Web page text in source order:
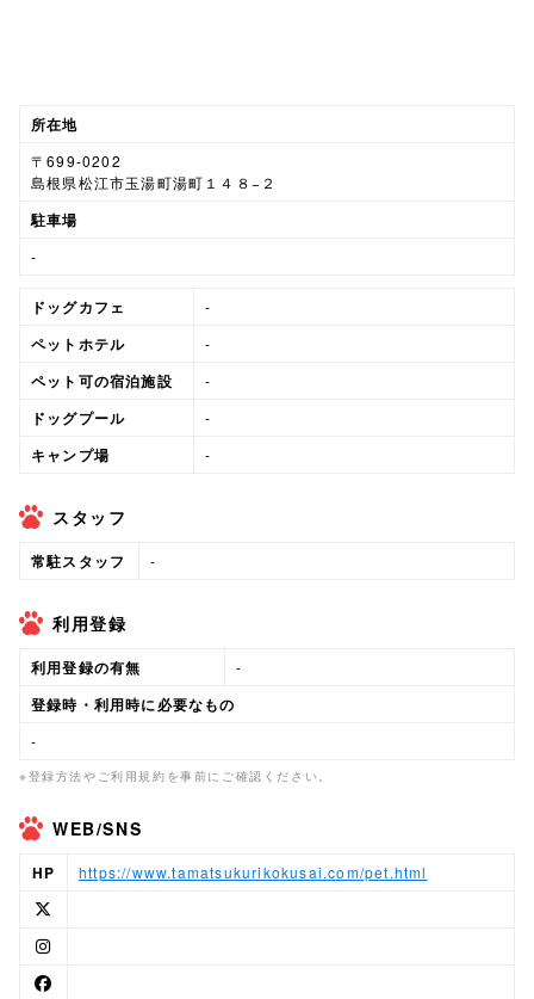
所在地
〒699-0202
島根県松江市玉湯町湯町１４８−２
駐車場
-
ドッグカフェ -
ペットホテル -
ペット可の宿泊施設 -
ドッグプール -
キャンプ場 -
スタッフ
常駐スタッフ -
利用登録
利用登録の有無 -
登録時・利用時に必要なもの
-
※登録方法やご利用規約を事前にご確認ください。
WEB/SNS
HP https://www.tamatsukurikokusai.com/pet.html